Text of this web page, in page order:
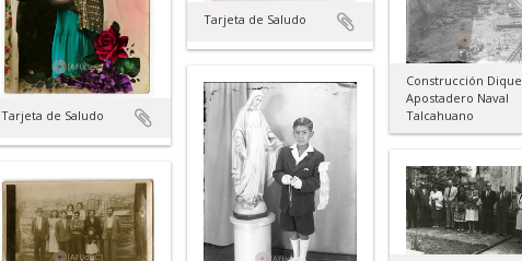
Tarjeta de Saludo
Tarjeta de Saludo
Construcción Dique
Apostadero Naval
Talcahuano